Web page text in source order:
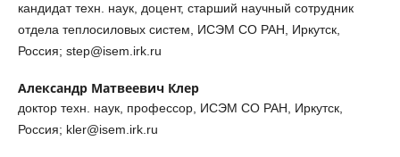
кандидат техн. наук, доцент, старший научный сотрудник
отдела теплосиловых систем, ИСЭМ СО РАН, Иркутск,
Россия; step@isem.irk.ru
Александр Матвеевич Клер
доктор техн. наук, профессор, ИСЭМ СО РАН, Иркутск,
Россия; kler@isem.irk.ru